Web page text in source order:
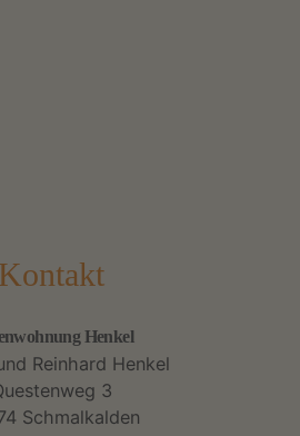
Kontakt
Henkel
Reinhard Henkel
3
Schmalkalden